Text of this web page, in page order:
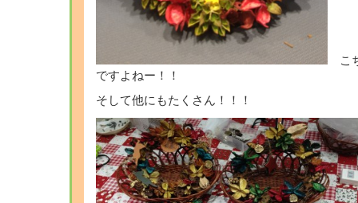
こ
ですよねー！！
そして他にもたくさん！！！